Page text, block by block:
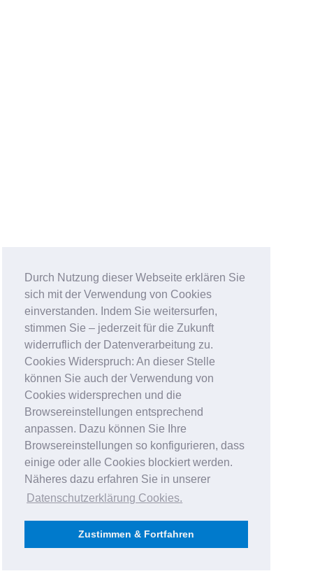
Durch Nutzung dieser Webseite erklären Sie
sich mit der Verwendung von Cookies
einverstanden. Indem Sie weitersurfen,
stimmen Sie – jederzeit für die Zukunft
widerruflich der Datenverarbeitung zu.
Cookies Widerspruch: An dieser Stelle
können Sie auch der Verwendung von
Cookies widersprechen und die
Browsereinstellungen entsprechend
anpassen. Dazu können Sie Ihre
Browsereinstellungen so konfigurieren, dass
einige oder alle Cookies blockiert werden.
Näheres dazu erfahren Sie in unserer
Datenschutzerklärung Cookies.
Zustimmen & Fortfahren